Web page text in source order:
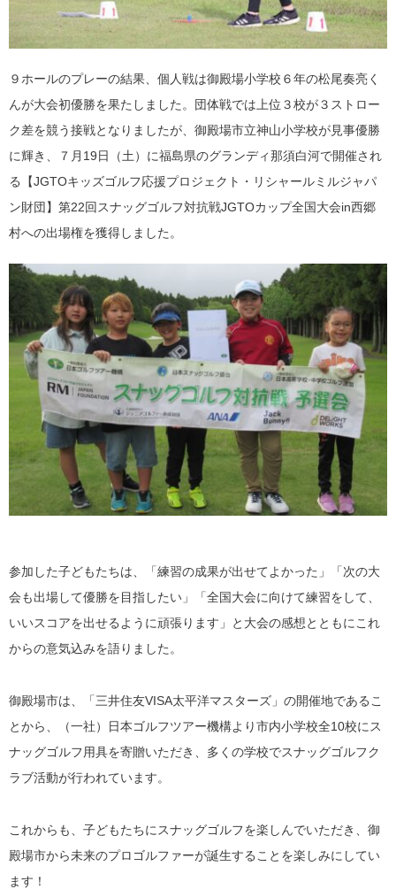
９ホールのプレーの結果、個人戦は御殿場小学校６年の松尾奏亮く
んが大会初優勝を果たしました。団体戦では上位３校が３ストロー
ク差を競う接戦となりましたが、御殿場市立神山小学校が見事優勝
に輝き、７月19日（土）に福島県のグランディ那須白河で開催され
る【JGTOキッズゴルフ応援プロジェクト・リシャールミルジャパ
ン財団】第22回スナッグゴルフ対抗戦JGTOカップ全国大会in西郷
村への出場権を獲得しました。
参加した子どもたちは、「練習の成果が出せてよかった」「次の大
会も出場して優勝を目指したい」「全国大会に向けて練習をして、
いいスコアを出せるように頑張ります」と大会の感想とともにこれ
からの意気込みを語りました。
御殿場市は、「三井住友VISA太平洋マスターズ」の開催地であるこ
とから、（一社）日本ゴルフツアー機構より市内小学校全10校にス
ナッグゴルフ用具を寄贈いただき、多くの学校でスナッグゴルフク
ラブ活動が行われています。
これからも、子どもたちにスナッグゴルフを楽しんでいただき、御
殿場市から未来のプロゴルファーが誕生することを楽しみにしてい
ます！